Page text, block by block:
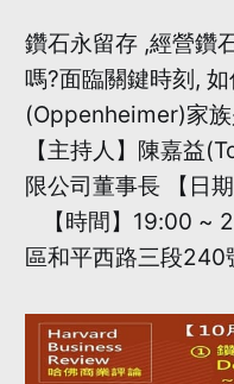
鑽石永留存 ,經營鑽
嗎?面臨關鍵時刻,
(Oppenheimer)家
【主持人】陳嘉益
限公司董事長 【日
【時間】19:00 ~
區和平西路三段240